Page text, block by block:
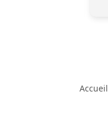
Accueil